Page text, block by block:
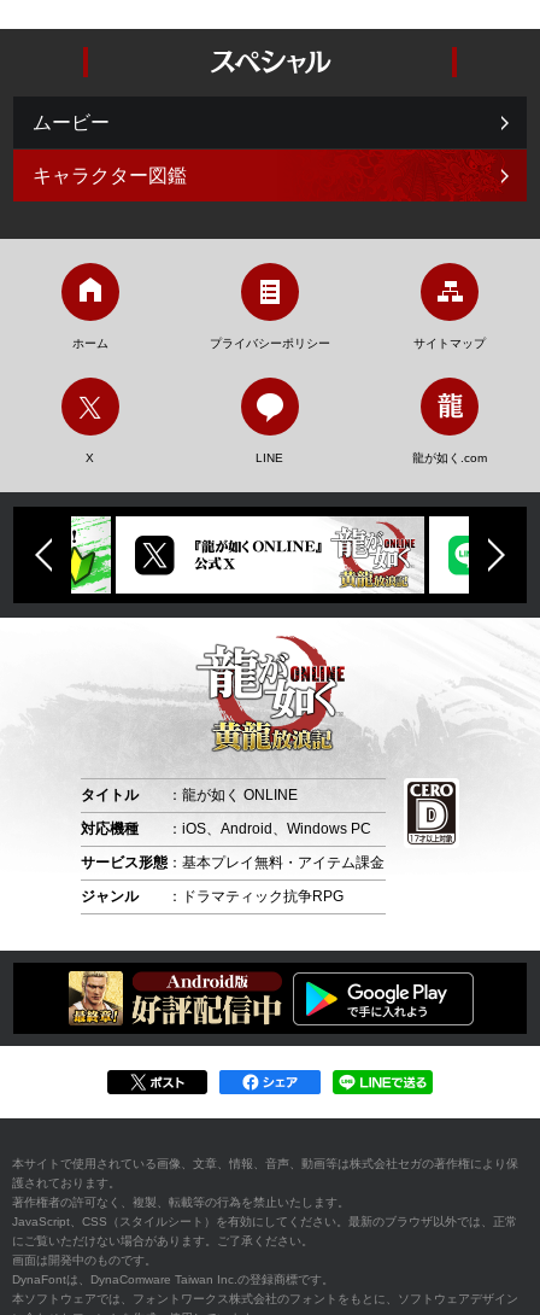
ムービー
キャラクター図鑑
ホーム プライバシーポリシー サイトマップ
X LINE 龍が如く.com
タイトル
：龍が如く ONLINE
対応機種
：iOS、Android、Windows PC
サービス形態 ：基本プレイ無料・アイテム課金
ジャンル
：ドラマティック抗争RPG
本サイトで使用されている画像、文章、情報、音声、動画等は株式会社セガの著作権により保
護されております。
著作権者の許可なく、複製、転載等の行為を禁止いたします。
JavaScript、CSS（スタイルシート）を有効にしてください。最新のブラウザ以外では、正常
にご覧いただけない場合があります。ご了承ください。
画面は開発中のものです。
DynaFontは、DynaComware Taiwan Inc.の登録商標です。
本ソフトウェアでは、フォントワークス株式会社のフォントをもとに、ソフトウェアデザイン